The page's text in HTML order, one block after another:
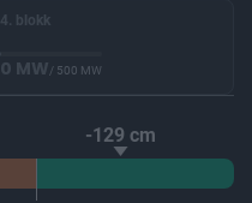
4. blokk
0 MW/ 500 MW
-129 cm